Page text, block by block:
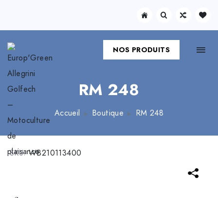
NOS PRODUITS
RM 248
Accueil Boutique RM 248
SKU:WB210113400